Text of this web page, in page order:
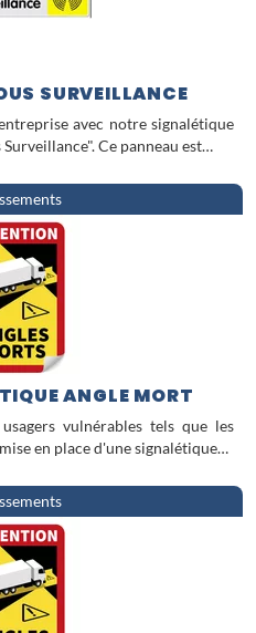
SURVEILLANCE
avec notre signalétique
Ce panneau est…
ANGLE MORT
vulnérables tels que les
en place d'une signalétique…